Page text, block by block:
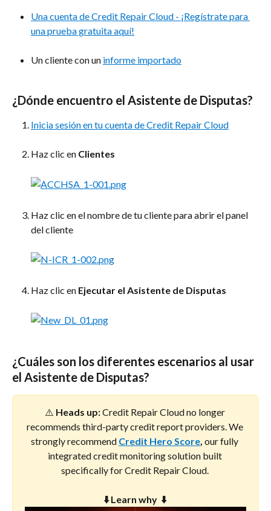
Una cuenta de Credit Repair Cloud - ¡Regístrate para
una prueba gratuita aquí!
Un cliente con un informe importado
¿Dónde encuentro el Asistente de Disputas?
Inicia sesión en tu cuenta de Credit Repair Cloud
Haz clic en Clientes
Haz clic en el nombre de tu cliente para abrir el panel
del cliente
Haz clic en Ejecutar el Asistente de Disputas
¿Cuáles son los diferentes escenarios al usar
el Asistente de Disputas?
⚠️ Heads up: Credit Repair Cloud no longer
recommends third-party credit report providers. We
strongly recommend Credit Hero Score, our fully
integrated credit monitoring solution built
specifically for Credit Repair Cloud.
⬇️ Learn why  ⬇️